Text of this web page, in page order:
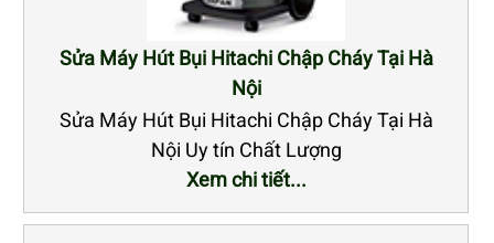
Sửa Máy Hút Bụi Hitachi Chập Cháy Tại Hà
Nội
Sửa Máy Hút Bụi Hitachi Chập Cháy Tại Hà
Nội Uy tín Chất Lượng
Xem chi tiết...